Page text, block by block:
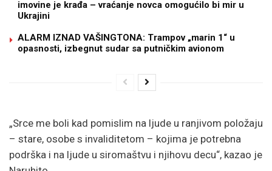
imovine je krađa – vraćanje novca omogućilo bi mir u
Ukrajini
ALARM IZNAD VAŠINGTONA: Trampov „marin 1“ u
opasnosti, izbegnut sudar sa putničkim avionom
„Srce me boli kad pomislim na ljude u ranjivom položaju
– stare, osobe s invaliditetom – kojima je potrebna
podrška i na ljude u siromaštvu i njihovu decu“, kazao je